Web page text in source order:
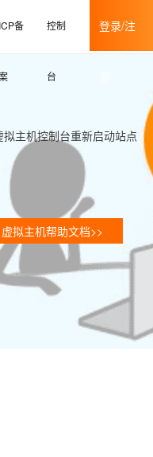
文档与社区 免费试用
ICP备 控制
台
登录/注
主机控制台重新启动站点
拟主机帮助文档>>